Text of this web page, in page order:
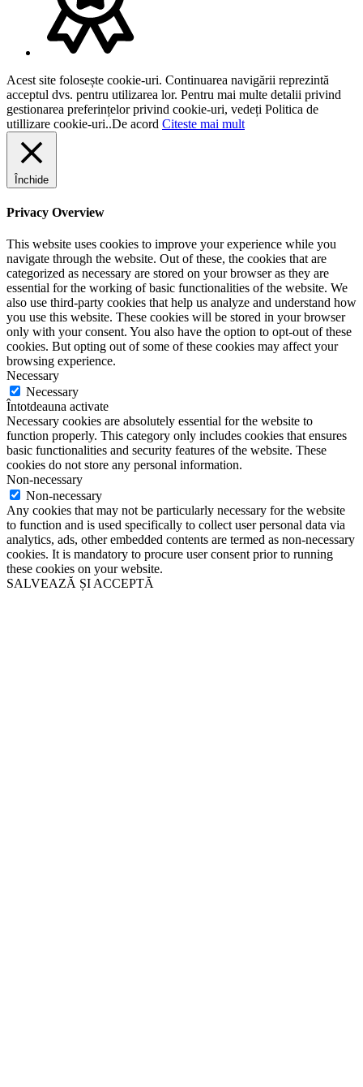
Acest site folosește cookie-uri. Continuarea navigării reprezintă
acceptul dvs. pentru utilizarea lor. Pentru mai multe detalii privind
gestionarea preferințelor privind cookie-uri, vedeți Politica de
utillizare cookie-uri..De acord Citeste mai mult
Închide
Privacy Overview
This website uses cookies to improve your experience while you
navigate through the website. Out of these, the cookies that are
categorized as necessary are stored on your browser as they are
essential for the working of basic functionalities of the website. We
also use third-party cookies that help us analyze and understand how
you use this website. These cookies will be stored in your browser
only with your consent. You also have the option to opt-out of these
cookies. But opting out of some of these cookies may affect your
browsing experience.
Necessary
Necessary
Întotdeauna activate
Necessary cookies are absolutely essential for the website to
function properly. This category only includes cookies that ensures
basic functionalities and security features of the website. These
cookies do not store any personal information.
Non-necessary
Non-necessary
Any cookies that may not be particularly necessary for the website
to function and is used specifically to collect user personal data via
analytics, ads, other embedded contents are termed as non-necessary
cookies. It is mandatory to procure user consent prior to running
these cookies on your website.
SALVEAZĂ ȘI ACCEPTĂ